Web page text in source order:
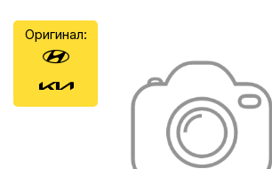
Оригинал: